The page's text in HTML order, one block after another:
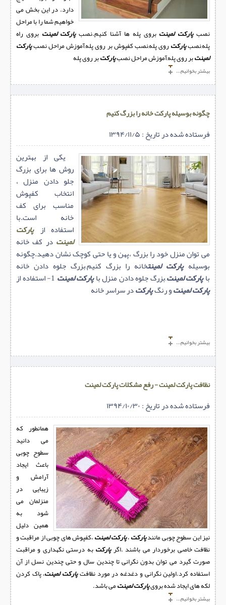
دارد. در این بخش می
خواهیم شما را با مراحل
نصبپارکت لمینتبروی پله ها آشنا کنیم.نصبپارکت لمینت بروی راه
پله,نصبپارکتروی پله,نصب کفپوش بر روی پله,آموزش مراحل نصبپارکت
لمينتبر روی پله,آموزش مراحل نصبپارکتبر روی پله
بیشتر بخوانیم...
چگونه بوسیله پارکت خانه را بزرگ کنیم
فرستاده شده در تاریخ : ۱۳۹۴/۱۱/۵
یکی از بهترین
روش ها برای بزرگ
جلو دادن منزل ،
انتخاب کفپوش
مناسب برای کف
خانه است.با
استفاده ازپارکت
لمینت در کف خانه
می توان منزل خود را بزرگ ،پهن و یا حتی کوچک نشان دهید.چگونه
بوسیلهپارکت لمینتخانه را بزرگ کنیم,بزرگ جلوه دادن خانه
باپارکت لمینت,بزرگ جلوه دادن منزل باپارکت لمینت 1- استفاده از
پارکت لمینتو رنگپارکتدر سراسر خانه
بیشتر بخوانیم...
نظافت پارکت لمینت - رفع مشکلات پارکت لمینت
فرستاده شده در تاریخ : ۱۳۹۴/۱۰/۳۰
همانطور که
می دانید
سطوح چوبی
باعث ایجاد
آرامش و
زیبایی در
منزلمان می
شود به
همین دلیل
نیز این سطوح چوبی مانندپارکت،پارکت لمینت،کفپوش های چوبی از مراقبت و
نظافت خاصی برخوردار می باشند .اگرپارکتبه درستی نگهداری و مراقبت
صورت گیرد می توان بدون نگرانی تا چندین سال و حتی چندین نسل از آن
استفاده کرد.اولین نگرانی و دغدغه در مورد نظافتپارکت لمینت، پاک کردن
لکه های ایجاد شده برویپارکت لمینتمی باشد.
بیشتر بخوانیم...